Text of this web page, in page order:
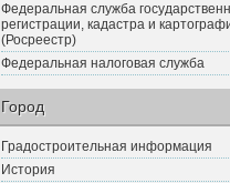
Федеральная служба
регистрации, кадастра и
(Росреестр)
Федеральная налоговая служба
Город
Градостроительная информация
История